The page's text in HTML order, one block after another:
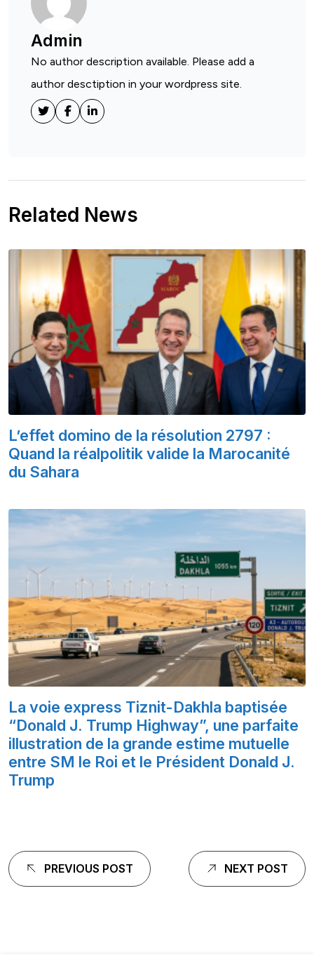
Admin
No author description available. Please add a
author desctiption in your wordpress site.
Related News
L’effet domino de la résolution 2797 :
Quand la réalpolitik valide la Marocanité
du Sahara
La voie express Tiznit-Dakhla baptisée
“Donald J. Trump Highway”, une parfaite
illustration de la grande estime mutuelle
entre SM le Roi et le Président Donald J.
Trump
Navigation
de
PREVIOUS POST NEXT POST